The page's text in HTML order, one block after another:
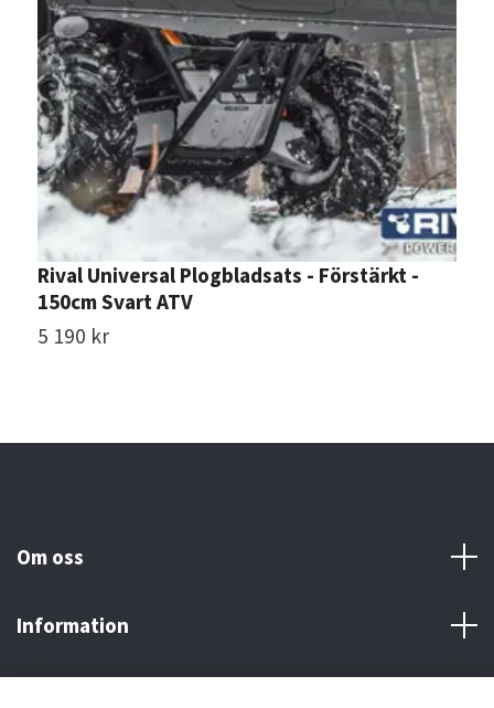
Rival Universal Plogbladsats - Förstärkt -
150cm Svart ATV
5 190 kr
Om oss
Information